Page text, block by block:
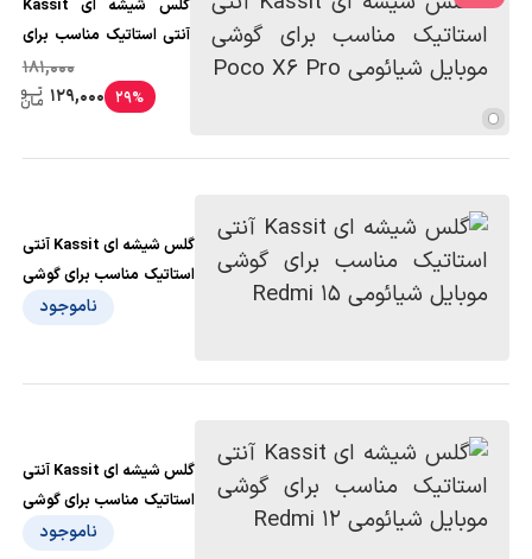
گلس شیشه ای Kassit
آنتی استاتیک مناسب برای
گوشی موبایل شیائومی
Poco X6 Pro
181,000
29%
129,000
گلس شیشه ای Kassit آنتی
استاتیک مناسب برای گوشی
موبایل شیائومی Redmi 15ناموجود
گلس شیشه ای Kassit آنتی
استاتیک مناسب برای گوشی
موبایل شیائومی Redmi 12ناموجود